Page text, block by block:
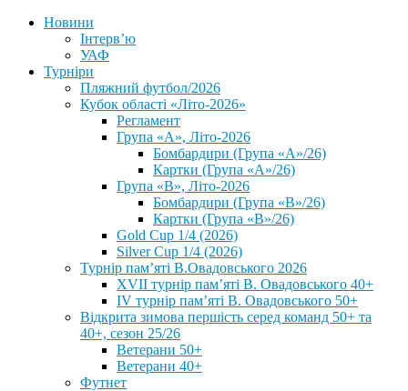
Новини
Інтерв’ю
УАФ
Турніри
Пляжний футбол/2026
Кубок області «Літо-2026»
Регламент
Група «А», Літо-2026
Бомбардири (Група «А»/26)
Картки (Група «А»/26)
Група «В», Літо-2026
Бомбардири (Група «В»/26)
Картки (Група «В»/26)
Gold Cup 1/4 (2026)
Silver Cup 1/4 (2026)
Турнір пам’яті В.Овадовського 2026
XVII турнір пам’яті В. Овадовського 40+
IV турнір пам’яті В. Овадовського 50+
Відкрита зимова першість серед команд 50+ та
40+, сезон 25/26
Ветерани 50+
Ветерани 40+
Футнет